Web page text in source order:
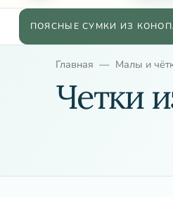
ПОЯСНЫЕ СУМКИ ИЗ
Главная Малы и
Четки